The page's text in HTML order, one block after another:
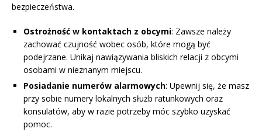
bezpieczeństwa.
Ostrożność w kontaktach z obcymi: Zawsze należy
zachować czujność wobec osób, które mogą być
podejrzane. Unikaj nawiązywania bliskich relacji z obcymi
osobami w nieznanym miejscu.
Posiadanie numerów alarmowych: Upewnij się, że masz
przy sobie numery lokalnych służb ratunkowych oraz
konsulatów, aby w razie potrzeby móc szybko uzyskać
pomoc.